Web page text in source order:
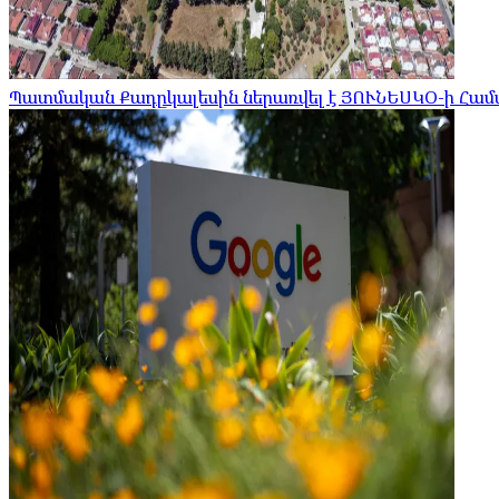
Պատմական Քադըկալեսին ներառվել է ՅՈՒՆԵՍԿՕ-ի